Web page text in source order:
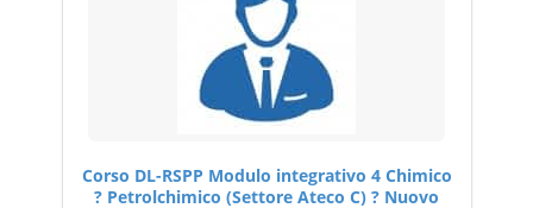
Corso DL-RSPP Modulo integrativo 4 Chimico
? Petrolchimico (Settore Ateco C) ? Nuovo